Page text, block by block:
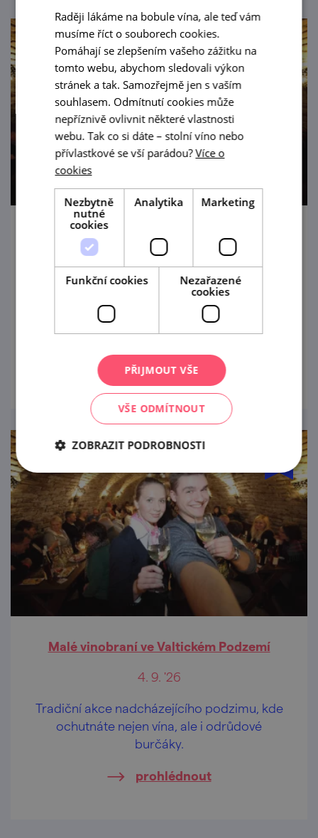
Malé vinobraní ve Valtickém Podzemí
5. 9. '26
Tradiční akce nadcházejícího podzimu, kde
ochutnáte nejen vína, ale i odrůdové
burčáky.
prohlédnout
Malé vinobraní ve Valtickém Podzemí
4. 9. '26
Tradiční akce nadcházejícího podzimu, kde
ochutnáte nejen vína, ale i odrůdové
burčáky.
prohlédnout
Raději lákáme na bobule vína, ale teď vám
musíme říct o souborech cookies.
Pomáhají se zlepšením vašeho zážitku na
tomto webu, abychom sledovali výkon
stránek a tak. Samozřejmě jen s vaším
souhlasem. Odmítnutí cookies může
nepříznivě ovlivnit některé vlastnosti
webu. Tak co si dáte – stolní víno nebo
přívlastkové se vší parádou?Více o
cookies
Nezbytně
nutné
cookies
Analytika Marketing
Funkční cookies
Nezařazené
cookies
PŘIJMOUT VŠE
VŠE ODMÍTNOUT
ZOBRAZIT PODROBNOSTI